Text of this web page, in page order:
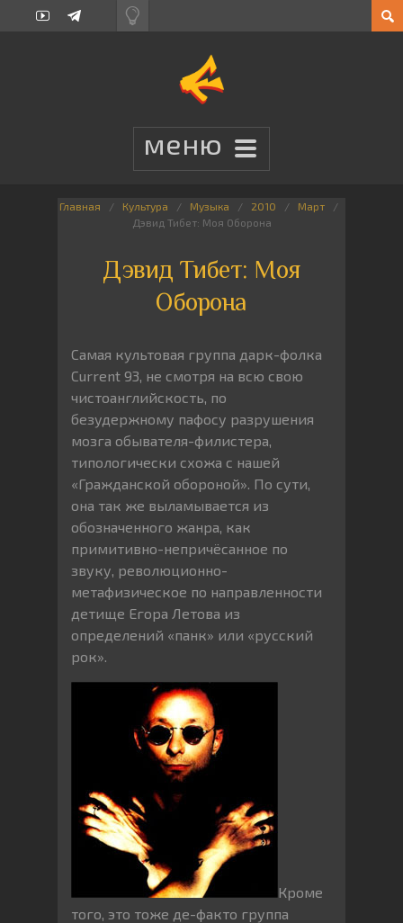
Главная Культура Музыка 2010
Март
Дэвид Тибет: Моя Оборона
Дэвид Тибет: Моя
Оборона
Самая культовая группа дарк-фолка
Current 93, не смотря на всю свою
чистоанглийскость, по
безудержному пафосу разрушения
мозга обывателя-филистера,
типологически схожа с нашей
«Гражданской обороной». По сути,
она так же выламывается из
обозначенного жанра, как
примитивно-непричёсанное по
звуку, революционно-
метафизическое по направленности
детище Егора Летова из
определений «панк» или «русский
рок».
Кроме
того, это тоже де-факто группа